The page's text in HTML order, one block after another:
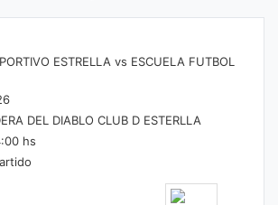
ESTRELLA vs ESCUELA FUTBOL
DEL DIABLO CLUB D ESTERLLA
hs